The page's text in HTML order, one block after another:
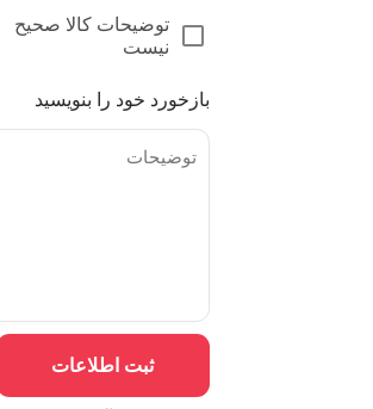
توضیحات کالا صحیح
نیست
بازخورد خود را بنویسید
ثبت اطلاعات